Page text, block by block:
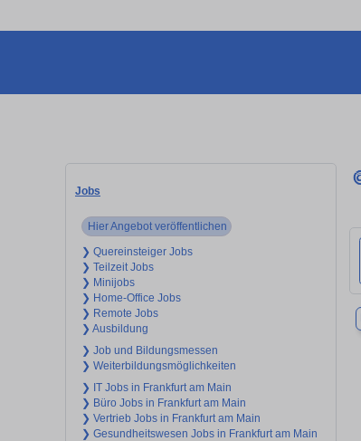
Jobs
Hier Angebot veröffentlichen
❯ Quereinsteiger Jobs
❯ Teilzeit Jobs
❯ Minijobs
❯ Home-Office Jobs
❯ Remote Jobs
❯ Ausbildung
❯ Job und Bildungsmessen
❯ Weiterbildungsmöglichkeiten
❯ IT Jobs in Frankfurt am Main
❯ Büro Jobs in Frankfurt am Main
❯ Vertrieb Jobs in Frankfurt am Main
❯ Gesundheitswesen Jobs in Frankfurt am Main